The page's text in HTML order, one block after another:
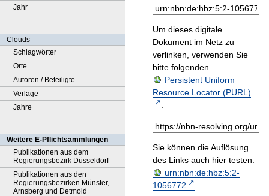
Jahr
Clouds
Schlagwörter
Orte
Autoren / Beteiligte
Verlage
Jahre
Weitere E-Pflichtsammlungen
Publikationen aus dem
Regierungsbezirk Düsseldorf
Publikationen aus den
Regierungsbezirken Münster,
Arnsberg und Detmold
Um dieses digitale
Dokument im Netz zu
verlinken, verwenden Sie
bitte folgenden
Persistent Uniform
Resource Locator (PURL)
:
Sie können die Auflösung
des Links auch hier testen:
urn:nbn:de:hbz:5:2-
1056772